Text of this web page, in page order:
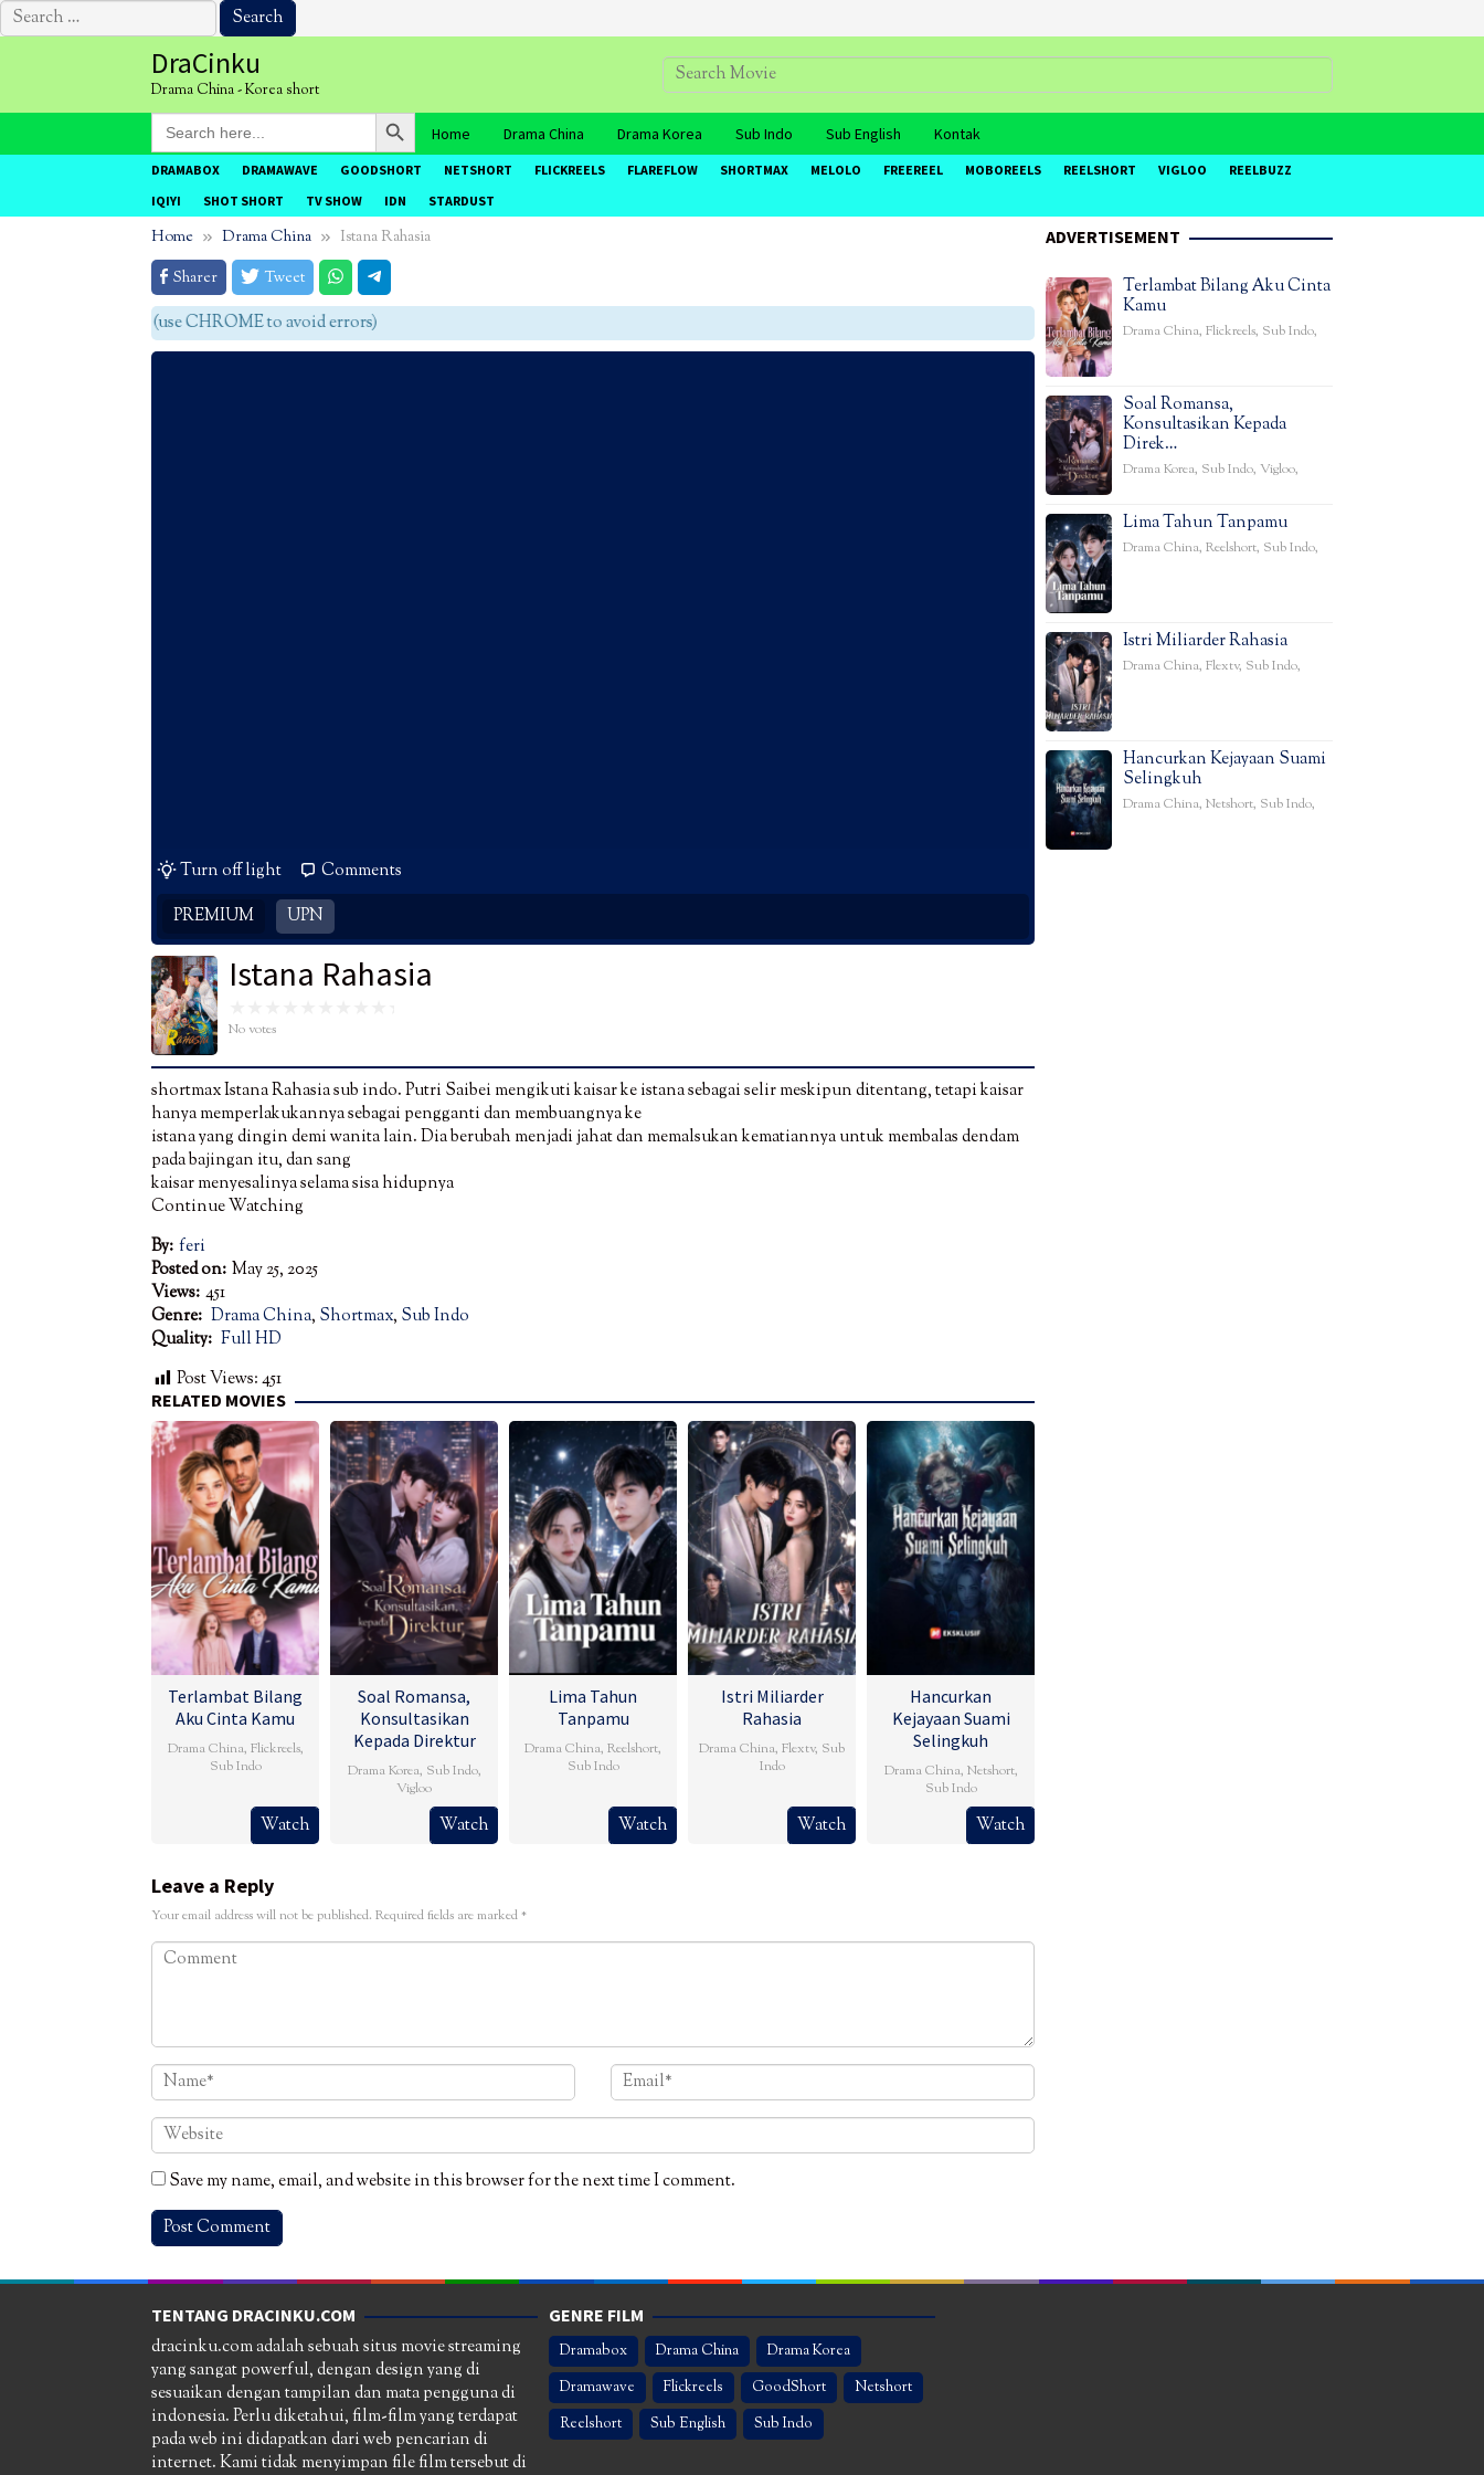
Search
for:
DraCinku
Drama China - Korea short
Search
for:
Search Button
Home Drama China Drama Korea Sub Indo Sub English Kontak
DRAMABOX DRAMAWAVE GOODSHORT NETSHORT FLICKREELS FLAREFLOW SHORTMAX MELOLO FREEREEL MOBOREELS REELSHORT VIGLOO
REELBUZZ
IQIYI
SHOT SHORT TV SHOW IDN STARDUST
Home Drama China
Istana Rahasia
Sharer
Tweet
agar tidak eror (use CHROME to avoid errors)
Turn off light
Comments
PREMIUM
UPN
Istana Rahasia
No votes
shortmax Istana Rahasia sub indo. Putri Saibei mengikuti kaisar ke istana sebagai selir meskipun ditentang, tetapi kaisar
hanya memperlakukannya sebagai pengganti dan membuangnya ke
istana yang dingin demi wanita lain. Dia berubah menjadi jahat dan memalsukan kematiannya untuk membalas dendam
pada bajingan itu, dan sang
kaisar menyesalinya selama sisa hidupnya
Continue Watching
By: feri
Posted on: May 25, 2025
Views: 451
Genre: Drama China, Shortmax, Sub Indo
Quality: Full HD
Post Views:451
RELATED MOVIES
Terlambat Bilang
Aku Cinta Kamu
Drama China, Flickreels,
Sub Indo
Watch
Soal Romansa,
Konsultasikan
Kepada Direktur
Drama Korea, Sub Indo,
Vigloo
Watch
Lima Tahun
Tanpamu
Drama China, Reelshort,
Sub Indo
Watch
Istri Miliarder
Rahasia
Drama China, Flextv, Sub
Indo
Watch
Hancurkan
Kejayaan Suami
Selingkuh
Drama China, Netshort,
Sub Indo
Watch
Leave a Reply
Your email address will not be published. Required fields are marked*
Save my name, email, and website in this browser for the next time I comment.
ADVERTISEMENT
Terlambat Bilang Aku Cinta
Kamu
Drama China, Flickreels, Sub Indo,
Soal Romansa,
Konsultasikan Kepada
Direk…
Drama Korea, Sub Indo, Vigloo,
Lima Tahun Tanpamu
Drama China, Reelshort, Sub Indo,
Istri Miliarder Rahasia
Drama China, Flextv, Sub Indo,
Hancurkan Kejayaan Suami
Selingkuh
Drama China, Netshort, Sub Indo,
TENTANG DRACINKU.COM
dracinku.com adalah sebuah situs movie streaming
yang sangat powerful, dengan design yang di
sesuaikan dengan tampilan dan mata pengguna di
indonesia. Perlu diketahui, film-film yang terdapat
pada web ini didapatkan dari web pencarian di
internet. Kami tidak menyimpan file film tersebut di
GENRE FILM
Dramabox Drama China
Drama Korea
Dramawave
Flickreels GoodShort
Netshort
Reelshort
Sub English Sub Indo